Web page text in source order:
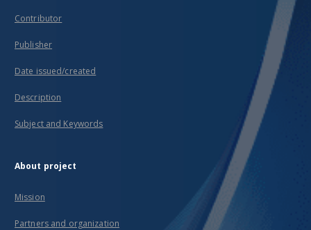
Contributor
Publisher
Date issued/created
Description
Subject and Keywords
About project
Mission
Partners and organization